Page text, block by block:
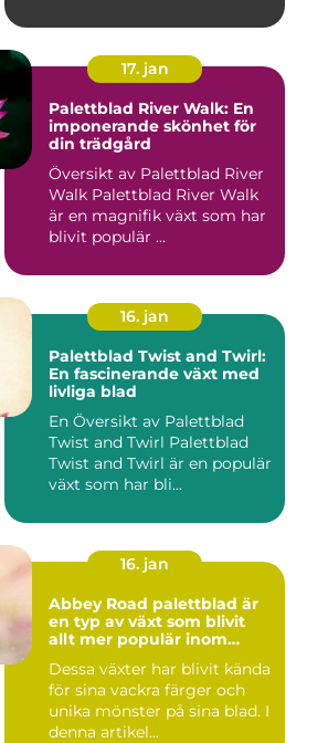
17. jan
Palettblad River Walk: En
imponerande skönhet för
din trädgård
Översikt av Palettblad River
Walk Palettblad River Walk
är en magnifik växt som har
blivit populär ...
16. jan
Palettblad Twist and Twirl:
En fascinerande växt med
livliga blad
En Översikt av Palettblad
Twist and Twirl Palettblad
Twist and Twirl är en populär
växt som har bli...
16. jan
Abbey Road palettblad är
en typ av växt som blivit
allt mer populär inom
Dessa växter har blivit kända
för sina vackra färger och
unika mönster på sina blad. I
denna artikel...